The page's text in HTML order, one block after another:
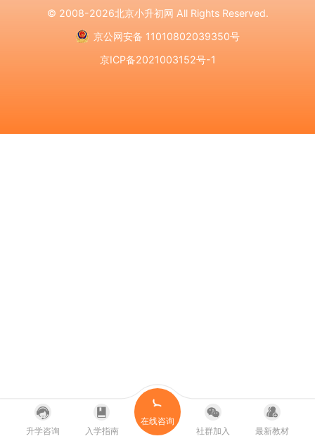
© 2008-2026北京小升初网 All Rights Reserved.
京公网安备 11010802039350号
京ICP备2021003152号-1
升学咨询 入学指南
在线咨询
社群加入
最新教材